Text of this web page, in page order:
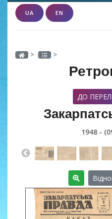
UA EN
> >
ДО
1948 -